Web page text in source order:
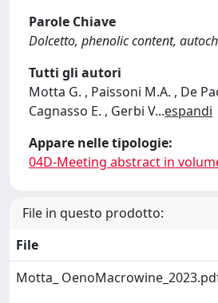
Parole Chiave
Dolcetto, phenolic content,
Tutti gli autori
Motta G. , Paissoni M.A. , De
Cagnasso E. , Gerbi V...espandi
Appare nelle tipologie:
04D-Meeting abstract in
File in questo prodotto:
File
Motta_